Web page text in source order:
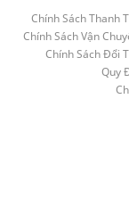
Chính Sách Thanh
Chính Sách Vận
Chính Sách Đổi
Quy